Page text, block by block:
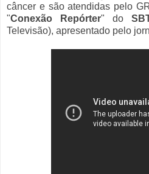
câncer e são atendidas pelo
"Conexão Repórter" do
Televisão), apresentado pelo